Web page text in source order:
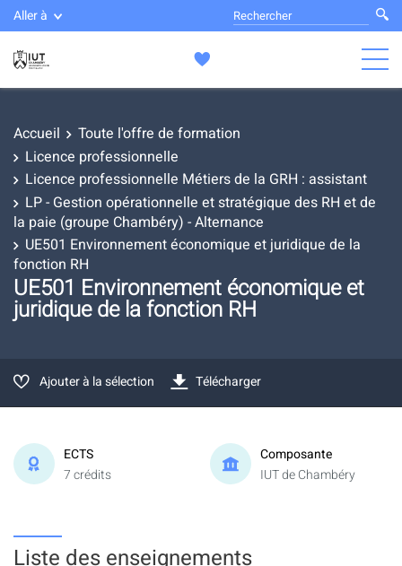
Aller à
Accueil
Toute l'offre de formation
Licence professionnelle
Licence professionnelle Métiers de la GRH : assistant
LP - Gestion opérationnelle et stratégique des RH et de
la paie (groupe Chambéry) - Alternance
UE501 Environnement économique et juridique de la
fonction RH
UE501 Environnement économique et
juridique de la fonction RH
Ajouter à la sélection Télécharger
ECTS
7 crédits
Composante
IUT de Chambéry
Liste des enseignements